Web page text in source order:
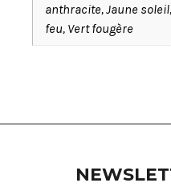
anthracite, Jaune
feu, Vert fougère